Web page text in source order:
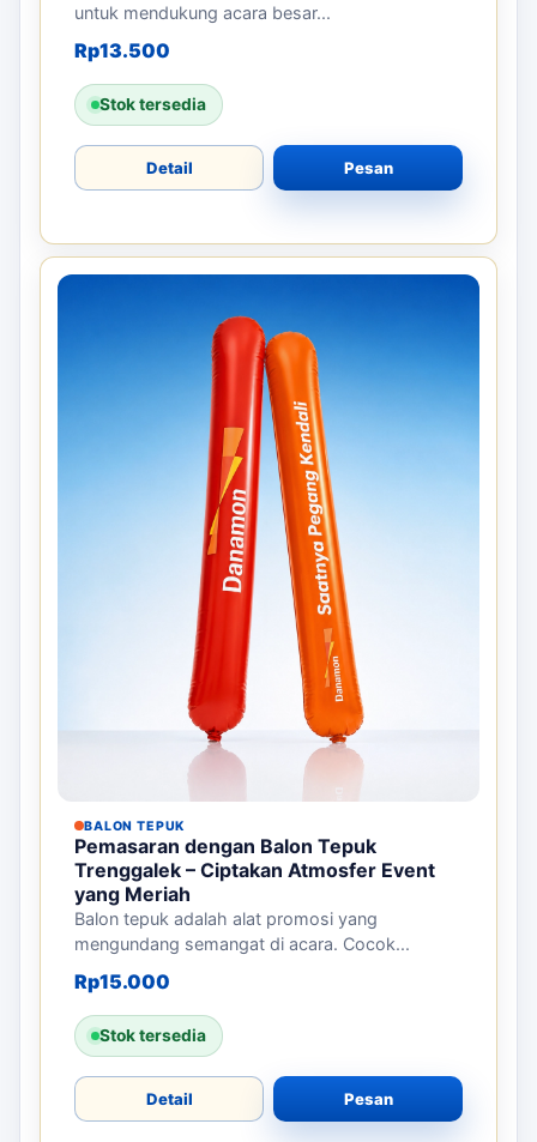
untuk mendukung acara besar...
Rp13.500
Stok tersedia
Detail Pesan
BALON TEPUK
Pemasaran dengan Balon Tepuk
Trenggalek – Ciptakan Atmosfer Event
yang Meriah
Balon tepuk adalah alat promosi yang
mengundang semangat di acara. Cocok...
Rp15.000
Stok tersedia
Detail Pesan